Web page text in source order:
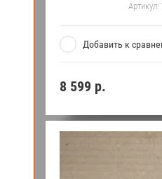
Артикул:
Добавить к
8 599 р.